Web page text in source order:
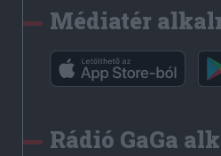
Médiatér
Rádió GaGa